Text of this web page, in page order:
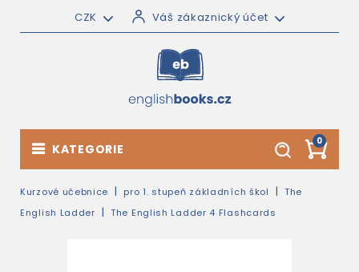
CZK Váš zákaznický účet
0
KATEGORIE
Kurzové učebnice pro 1. stupeň základních škol
The
English Ladder
The English Ladder 4 Flashcards